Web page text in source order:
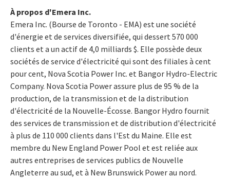
À propos d'Emera Inc.
Emera Inc. (Bourse de Toronto - EMA) est une société
d'énergie et de services diversifiée, qui dessert 570 000
clients et a un actif de 4,0 milliards $. Elle possède deux
sociétés de service d'électricité qui sont des filiales à cent
pour cent, Nova Scotia Power Inc. et Bangor Hydro-Electric
Company. Nova Scotia Power assure plus de 95 % de la
production, de la transmission et de la distribution
d'électricité de la Nouvelle-Écosse. Bangor Hydro fournit
des services de transmission et de distribution d'électricité
à plus de 110 000 clients dans l'Est du Maine. Elle est
membre du New England Power Pool et est reliée aux
autres entreprises de services publics de Nouvelle
Angleterre au sud, et à New Brunswick Power au nord.